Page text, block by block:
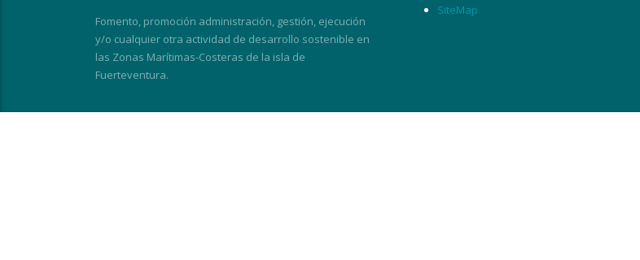
Fomento, promoción administración, gestión, ejecución
y/o cualquier otra actividad de desarrollo sostenible en
las Zonas Marítimas-Costeras de la isla de
Fuerteventura.
SiteMap